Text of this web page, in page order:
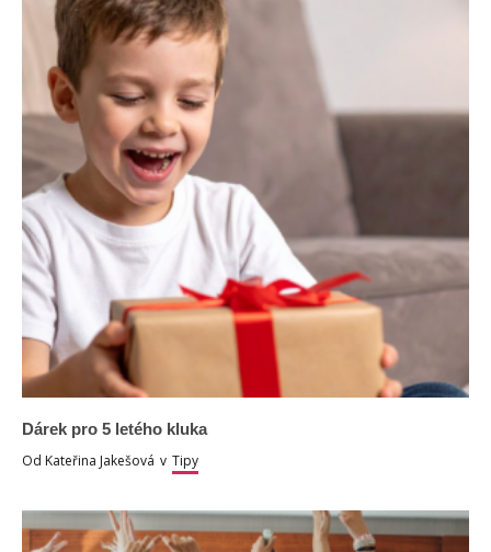
Dárek pro 5 letého kluka
Od Kateřina Jakešová v Tipy